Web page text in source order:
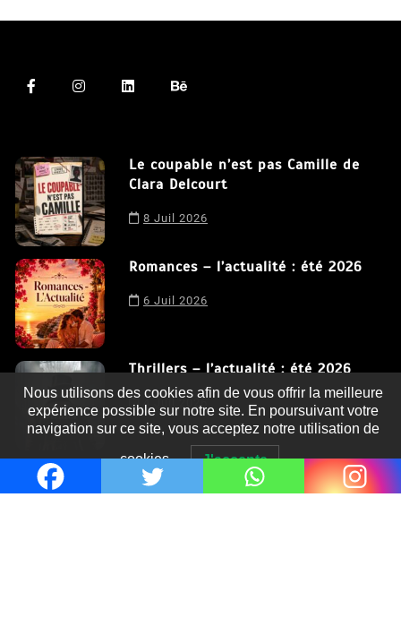
Le coupable n’est pas Camille de
Clara Delcourt
Romances – l’actualité : été 2026
Thrillers – l’actualité : été 2026
4 Juil 2026
Le coupable n’est pas Camille de
Nous utilisons des cookies afin de vous offrir la meilleure
expérience possible sur notre site. En poursuivant votre
navigation sur ce site, vous acceptez notre utilisation de
cookies. J'accepte